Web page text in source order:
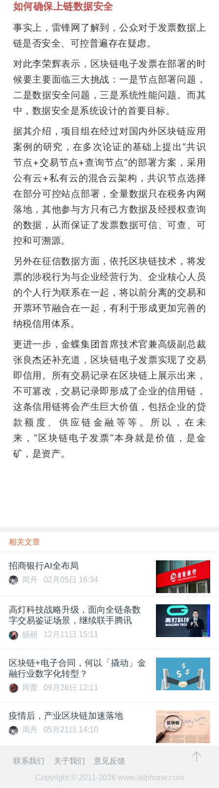
如何确保上链数据安全
事实上，雷锋网了解到，公众对于发票数据上
链是否安全、可控普遍存在疑虑。
对此李荣辉表示，区块链电子发票在部署的时
候要主要面临三大挑战：一是节点部署问题，
二是数据安全问题，三是系统性能问题。而其
中，数据安全是系统设计的首要目标。
据其介绍，项目组在经过对国内外区块链应用
案例的研究，在多次论证的基础上提出“共识
节点+交易节点+查询节点”的部署方案，采用
公有云+私有云的混合云架构，共识节点选择
在部分可控站点部署，全量数据只在税务内网
落地，其他参与方只有己方数据及经授权查询
的数据，从而保证了发票数据可信、可查、可
控和可溯源。
另外在征信数据方面，依托区块链技术，将发
票的涉税行为与企业经营行为、企业核心人员
的个人行为联系在一起，将以前分离的交易和
开票环节融合在一起，有利于形成更加完善的
纳税信用体系。
更进一步，金蝶集团首席技术官兼高级副总裁
张良杰还补充道，区块链电子发票实现了交易
即信用。所有交易记录在区块链上展示出来，
不可篡改，交易记录即形成了企业的信用链，
这条信用链将会产生巨大价值，包括企业的贷
款额度、供应链金融等等。所以，在未
来，“区块链电子发票”本身就是价值，是金
矿，是资产。
相关文章
招商银行AI全布局
周舟 02月05日 16:34
高灯科技战略升级，面向全链条数
字交易鉴证场景，继续联手腾讯
杨丽 12月11日 15:11
区块链+电子合同，何以「撬动」金
融行业数字化转型？
周蕾 09月26日 12:11
疫情后，产业区块链加速落地
周舟 05月21日 14:10
联系我们 关于我们
意见反馈
Copyright © 2011-2026 www.leiphone.com